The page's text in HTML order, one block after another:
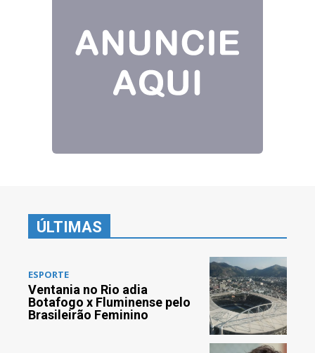
ÚLTIMAS
ESPORTE
Ventania no Rio adia
Botafogo x Fluminense pelo
Brasileirão Feminino